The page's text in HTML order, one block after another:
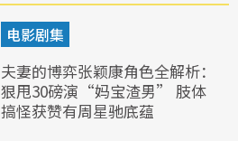
电影剧集
夫妻的博弈张颖康角色全解析：
狠甩30磅演“妈宝渣男” 肢体
搞怪获赞有周星驰底蕴